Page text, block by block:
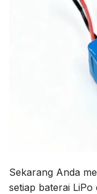
Sekarang Anda
setiap baterai